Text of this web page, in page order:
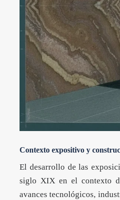
Contexto expositivo y
El desarrollo de las
siglo XIX en el contexto
avances tecnológicos,